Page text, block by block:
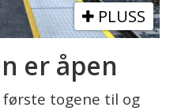
PLUSS
er åpen
togene til og